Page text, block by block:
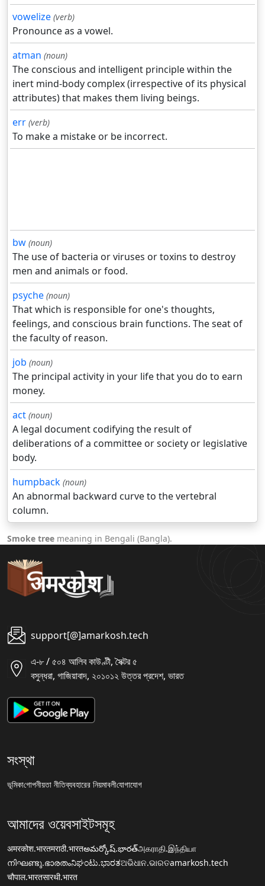
vowelize (verb)
Pronounce as a vowel.
atman (noun)
The conscious and intelligent principle within the
inert mind-body complex (irrespective of its physical
attributes) that makes them living beings.
err (verb)
To make a mistake or be incorrect.
bw (noun)
The use of bacteria or viruses or toxins to destroy
men and animals or food.
psyche (noun)
That which is responsible for one's thoughts,
feelings, and conscious brain functions. The seat of
the faculty of reason.
job (noun)
The principal activity in your life that you do to earn
money.
act (noun)
A legal document codifying the result of
deliberations of a committee or society or legislative
body.
humpback (noun)
An abnormal backward curve to the vertebral
column.
Smoke tree meaning in Bengali (Bangla).
support[@]amarkosh.tech
এ-৮ / ৫০৪ আলিব কাউণ্টী, সৈক্টর ৫
বসুন্ধরা, গাজিয়াবাদ, ২০১০১২ উত্তর প্রদেশ, ভারত
সংস্থা
ভূমিকাগোপনীয়তা নীতিব্যবহারের নিয়মাবলীযোগাযোগ
আমাদের ওয়েবসাইটসমূহ
अमरकोश.भारतमराठी.भारतఅమర్కోష్.భారత్அகராதி.இந்தியா
നിഘണ്ടു.ഭാരതംನಿಘಂಟು.ಭಾರತଅଭିଧାନ.ଭାରତamarkosh.tech
चौपाल.भारतसारथी.भारत